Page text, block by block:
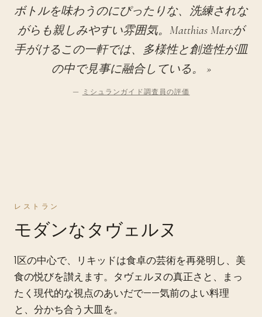
ボトルを味わうのにぴったりな、洗練されな
がらも親しみやすい雰囲気。Matthias Marcが
手がけるこの一軒では、多様性と創造性が皿
の中で見事に融合している。 »
— ミシュランガイド調査員の評価
レストラン
モダンなタヴェルヌ
1区の中心で、リキッドは食卓の芸術を再発明し、美
食の悦びを讃えます。タヴェルヌの真正さと、まっ
たく現代的な視点のあいだで——気前のよい料理
と、分かち合う大皿を。